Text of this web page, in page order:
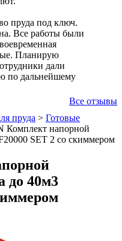
пруда под ключ.
Все работы были
Планирую
дали
по дальнейшему
Все отзывы
пруда > Готовые
Комплект напорной
SET 2 со скиммером
до 40м3